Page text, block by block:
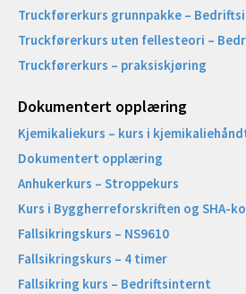
Truckførerkurs grunnpakke –
Truckførerkurs uten fellesteori –
Truckførerkurs – praksiskjøring
Dokumentert opplæring
Kjemikaliekurs – kurs i
Dokumentert opplæring
Anhukerkurs – Stroppekurs
Kurs i Byggherreforskriften og SHA-
Fallsikringskurs – NS9610
Fallsikringskurs – 4 timer
Fallsikring kurs – Bedriftsinternt